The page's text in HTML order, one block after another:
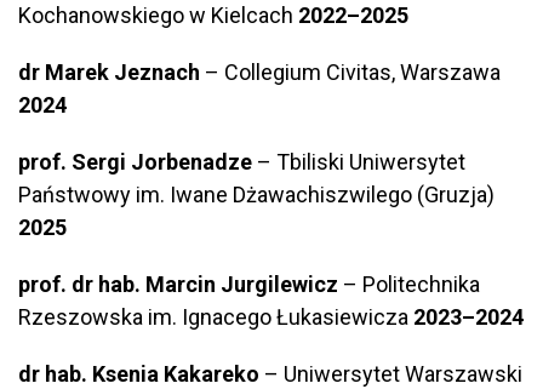
Kochanowskiego w Kielcach 2022–2025
dr Marek Jeznach – Collegium Civitas, Warszawa
2024
prof. Sergi Jorbenadze – Tbiliski Uniwersytet
Państwowy im. Iwane Dżawachiszwilego (Gruzja)
2025
prof. dr hab. Marcin Jurgilewicz – Politechnika
Rzeszowska im. Ignacego Łukasiewicza 2023–2024
dr hab. Ksenia Kakareko – Uniwersytet Warszawski